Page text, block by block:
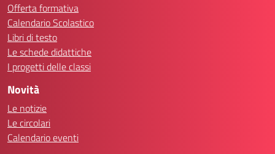
Offerta formativa
Calendario Scolastico
Libri di testo
Le schede didattiche
I progetti delle classi
Novità
Le notizie
Le circolari
Calendario eventi